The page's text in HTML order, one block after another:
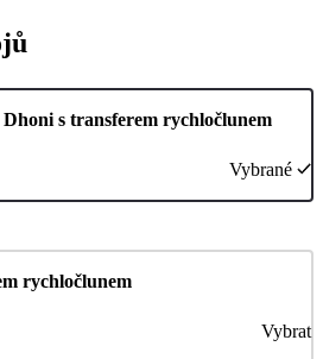
s transferem rychločlunem
Vybrané
rychločlunem
Vybrat